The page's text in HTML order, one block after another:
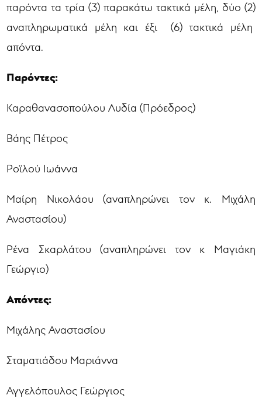
παρόντα τα τρία (3) παρακάτω τακτικά μέλη, δύο (2)
αναπληρωματικά μέλη και έξι (6) τακτικά μέλη
απόντα.
Παρόντες:
Καραθανασοπούλου Λυδία (Πρόεδρος)
Βάης Πέτρος
Ροϊλού Ιωάννα
Μαίρη Νικολάου (αναπληρώνει τον κ. Μιχάλη
Αναστασίου)
Ρένα Σκαρλάτου (αναπληρώνει τον κ Μαγιάκη
Γεώργιο)
Απόντες:
Μιχάλης Αναστασίου
Σταματιάδου Μαριάννα
Αγγελόπουλος Γεώργιος